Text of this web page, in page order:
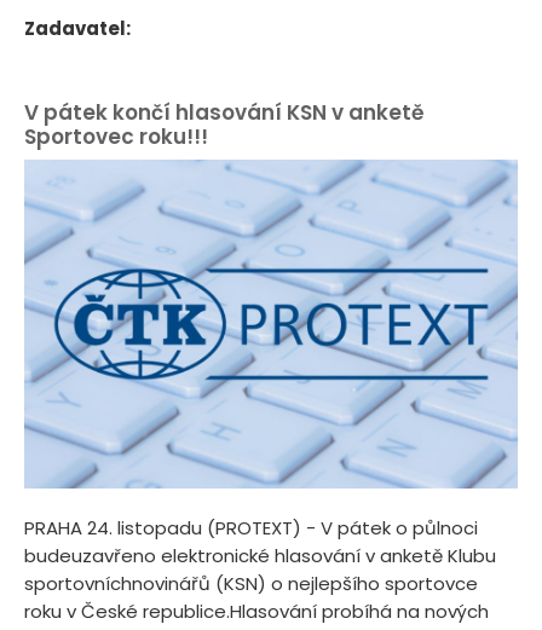
Zadavatel:
V pátek končí hlasování KSN v anketě
Sportovec roku!!!
PRAHA 24. listopadu (PROTEXT) - V pátek o půlnoci
budeuzavřeno elektronické hlasování v anketě Klubu
sportovníchnovinářů (KSN) o nejlepšího sportovce
roku v České republice.Hlasování probíhá na nových